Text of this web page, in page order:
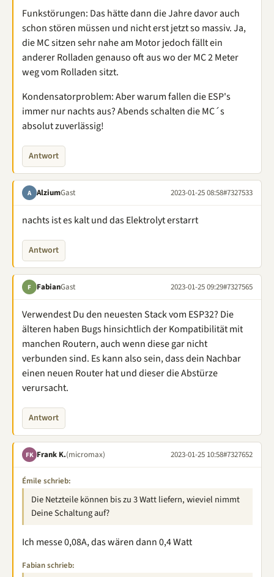
Funkstörungen: Das hätte dann die Jahre davor auch
schon stören müssen und nicht erst jetzt so massiv. Ja,
die MC sitzen sehr nahe am Motor jedoch fällt ein
anderer Rolladen genauso oft aus wo der MC 2 Meter
weg vom Rolladen sitzt.
Kondensatorproblem: Aber warum fallen die ESP's
immer nur nachts aus? Abends schalten die MC´s
absolut zuverlässig!
Antwort
A AlziumGast 2023-01-25 08:58#7327533
nachts ist es kalt und das Elektrolyt erstarrt
Antwort
F FabianGast 2023-01-25 09:29#7327565
Verwendest Du den neuesten Stack vom ESP32? Die
älteren haben Bugs hinsichtlich der Kompatibilität mit
manchen Routern, auch wenn diese gar nicht
verbunden sind. Es kann also sein, dass dein Nachbar
einen neuen Router hat und dieser die Abstürze
verursacht.
Antwort
FK Frank K.(micromax) 2023-01-25 10:58#7327652
Émile schrieb:
Die Netzteile können bis zu 3 Watt liefern, wieviel nimmt
Deine Schaltung auf?
Ich messe 0,08A, das wären dann 0,4 Watt
Fabian schrieb: